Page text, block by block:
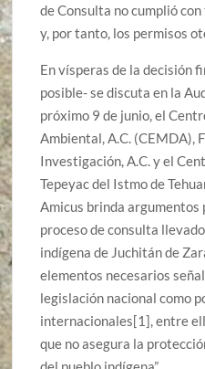
de Consulta no cumplió
y, por tanto, los permisos
En vísperas de la decisión
posible- se discuta en la
próximo 9 de junio, el
Ambiental, A.C. (CEMDA),
Investigación, A.C. y el
Tepeyac del Istmo de
Amicus brinda argumentos
proceso de consulta
indígena de Juchitán de
elementos necesarios
legislación nacional como
internacionales[1], entre
que no asegura la